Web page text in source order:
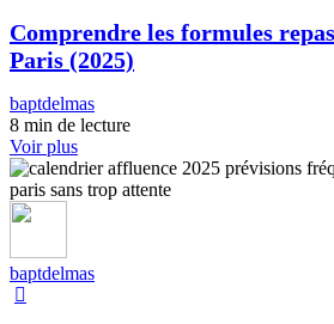
Comprendre les formules
Paris (2025)
baptdelmas
8 min de lecture
Voir plus
baptdelmas